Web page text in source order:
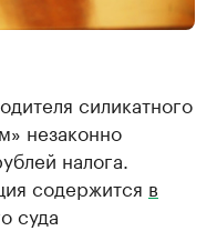
силикатного
незаконно
налога.
содержится в
суда